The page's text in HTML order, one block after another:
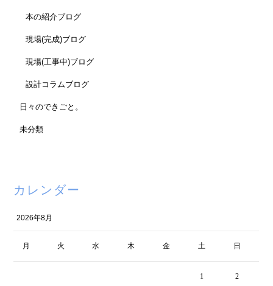
本の紹介ブログ
現場(完成)ブログ
現場(工事中)ブログ
設計コラムブログ
日々のできごと。
未分類
カレンダー
2026年8月
月 火 水 木 金 土 日
1 2